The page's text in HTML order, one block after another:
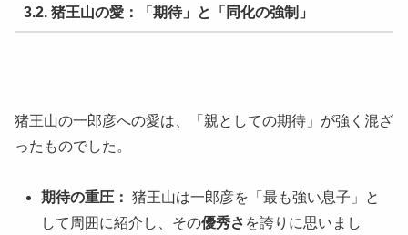
3.2. 猪王山の愛：「期待」と「同化の強制」
猪王山の一郎彦への愛は、「親としての期待」が強く混ざ
ったものでした。
期待の重圧： 猪王山は一郎彦を「最も強い息子」と
して周囲に紹介し、その優秀さ を誇りに思いまし